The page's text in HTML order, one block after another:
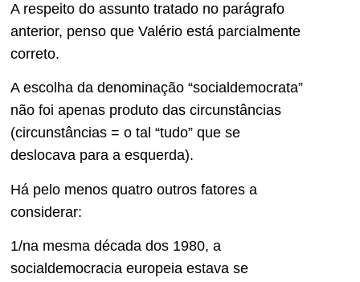
A respeito do assunto tratado no parágrafo
anterior, penso que Valério está parcialmente
correto.
A escolha da denominação “socialdemocrata”
não foi apenas produto das circunstâncias
(circunstâncias = o tal “tudo” que se
deslocava para a esquerda).
Há pelo menos quatro outros fatores a
considerar:
1/na mesma década dos 1980, a
socialdemocracia europeia estava se